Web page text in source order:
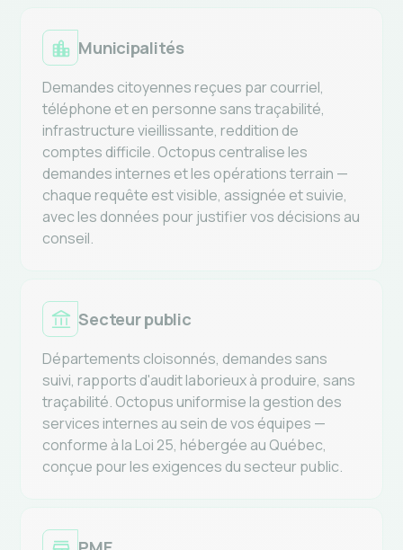
Demandes citoyennes reçues par courriel,
téléphone et en personne sans traçabilité,
infrastructure vieillissante, reddition de
comptes difficile. Octopus centralise les
demandes internes et les opérations terrain —
chaque requête est visible, assignée et suivie,
avec les données pour justifier vos décisions au
Départements cloisonnés, demandes sans
suivi, rapports d'audit laborieux à produire, sans
traçabilité. Octopus uniformise la gestion des
services internes au sein de vos équipes —
conforme à la Loi 25, hébergée au Québec,